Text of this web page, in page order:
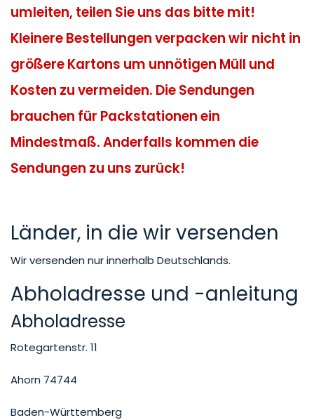
umleiten, teilen Sie uns das bitte mit!
Kleinere Bestellungen verpacken wir nicht in
größere Kartons um unnötigen Müll und
Kosten zu vermeiden. Die Sendungen
brauchen für Packstationen ein
Mindestmaß. Anderfalls kommen die
Sendungen zu uns zurück!
Länder, in die wir versenden
Wir versenden nur innerhalb Deutschlands.
Abholadresse und -anleitung
Abholadresse
Rotegartenstr. 11
Ahorn 74744
Baden-Württemberg